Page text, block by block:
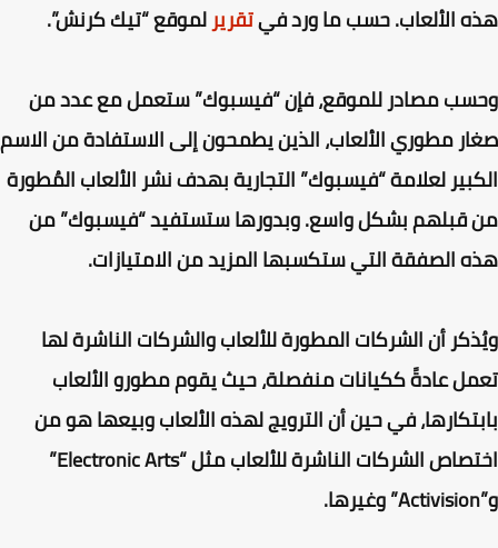
الألعاب. حسب ما ورد فيتقريرلموقع “تيك كرنش”.
مصادر للموقع، فإن “فيسبوك” ستعمل مع عدد من
مطوري الألعاب، الذين يطمحون إلى الاستفادة من الاسم
لعلامة “فيسبوك” التجارية بهدف نشر الألعاب المُطورة
قبلهم بشكل واسع. وبدورها ستستفيد “فيسبوك” من
الصفقة التي ستكسبها المزيد من الامتيازات.
أن الشركات المطورة للألعاب والشركات الناشرة لها
عادةً ككيانات منفصلة، حيث يقوم مطورو الألعاب
في حين أن الترويج لهذه الألعاب وبيعها هو من
اختصاص الشركات الناشرة للألعاب مثل “Electronic Arts”